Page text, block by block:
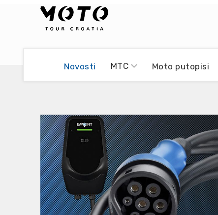
Novosti MTC Moto putopisi
Moto servisi
Impressum
Damir Pritišanac - Prile
Dario Dinter - Moto TOZ
Igor Kreč - UmPaDrum
Igor Kukec Brmbi
Slaven Gajdek
Moto putopisi
Vikend vožnje